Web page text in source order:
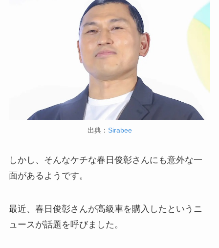
出典： Sirabee
しかし、そんなケチな春日俊彰さんにも意外な一
面があるようです。
最近、春日俊彰さんが高級車を購入したというニ
ュースが話題を呼びました。